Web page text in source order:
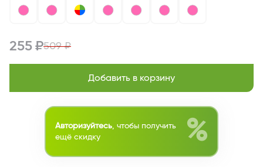
255 ₽509 ₽
Добавить в корзину
Авторизуйтесь , чтобы получить
ещё скидку
%